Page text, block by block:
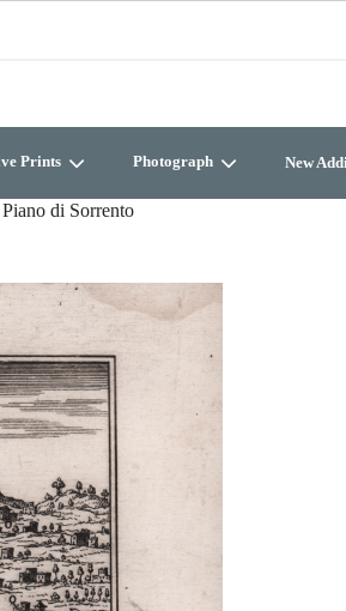
Prints Photograph New
Piano di Sorrento